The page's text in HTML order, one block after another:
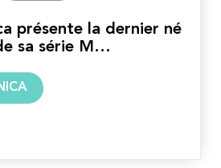
présente la dernier né
sa série M…